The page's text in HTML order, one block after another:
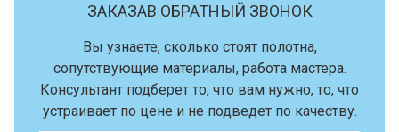
ЗАКАЗАВ ОБРАТНЫЙ ЗВОНОК
Вы узнаете, сколько стоят полотна,
сопутствующие материалы, работа мастера.
Консультант подберет то, что вам нужно, то, что
устраивает по цене и не подведет по качеству.